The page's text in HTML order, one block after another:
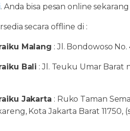
. Anda bisa pesan online sekarang
secara offline di :
Malang : Jl. Bondowoso
Bali : Jl. Teuku Umar Barat
Jakarta : Ruko Taman
Kota Jakarta Barat